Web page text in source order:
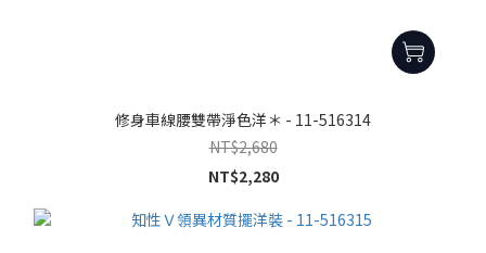
修身車線腰雙帶淨色洋＊ - 11-516314
NT$2,680
NT$2,280